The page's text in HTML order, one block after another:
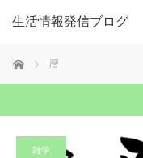
生活情報発信ブログ
ホーム 暦
雑学